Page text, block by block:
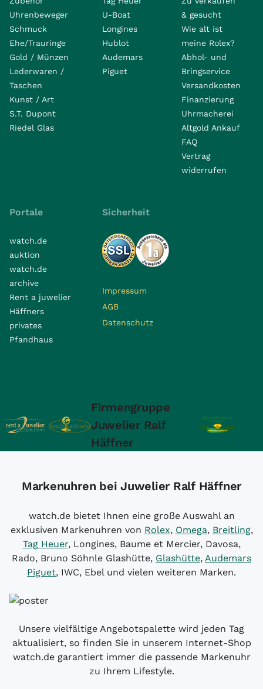
Uhrenbeweger
Schmuck
Ehe/Trauringe
Gold / Münzen
Lederwaren /
Taschen
Kunst / Art
S.T. Dupont
Riedel Glas
U-Boat
Longines
Hublot
Audemars
Piguet
& gesucht
Wie alt ist
meine Rolex?
Abhol- und
Bringservice
Versandkosten
Finanzierung
Uhrmacherei
Altgold Ankauf
FAQ
Vertrag
widerrufen
Portale
watch.de
auktion
watch.de
archive
Rent a juwelier
Häffners
privates
Pfandhaus
Sicherheit
Impressum
AGB
Datenschutz
Firmengruppe
Juwelier Ralf
Häffner
Markenuhren bei Juwelier Ralf Häffner
watch.de bietet Ihnen eine große Auswahl an
exklusiven Markenuhren von Rolex, Omega, Breitling,
Tag Heuer, Longines, Baume et Mercier, Davosa,
Rado, Bruno Söhnle Glashütte, Glashütte, Audemars
Piguet, IWC, Ebel und vielen weiteren Marken.
Unsere vielfältige Angebotspalette wird jeden Tag
aktualisiert, so finden Sie in unserem Internet-Shop
watch.de garantiert immer die passende Markenuhr
zu Ihrem Lifestyle.